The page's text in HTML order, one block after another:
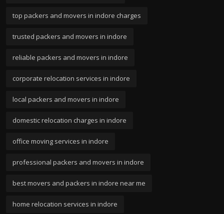
top packers and movers in indore charges
trusted packers and movers in indore
reliable packers and movers in indore
corporate relocation services in indore
local packers and movers in indore
domestic relocation charges in indore
office moving services in indore
professional packers and movers in indore
best movers and packers in indore near me
home relocation services in indore